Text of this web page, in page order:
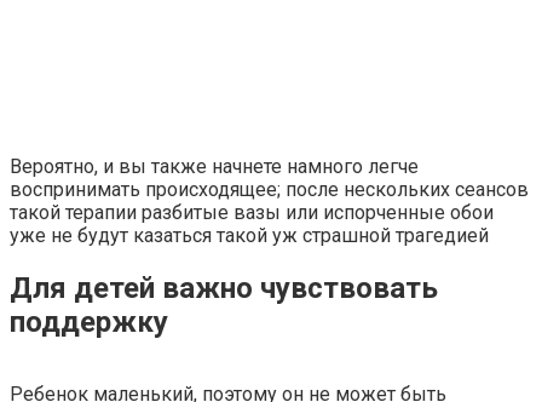
Вероятно, и вы также начнете намного легче
воспринимать происходящее; после нескольких сеансов
такой терапии разбитые вазы или испорченные обои
уже не будут казаться такой уж страшной трагедией
Для детей важно чувствовать
поддержку
Ребенок маленький, поэтому он не может быть